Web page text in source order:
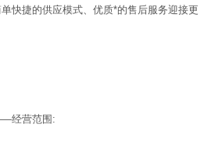
快捷的供应模式、优质*的售后服务迎接更
经营范围: